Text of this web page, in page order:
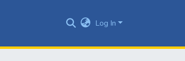
Log In